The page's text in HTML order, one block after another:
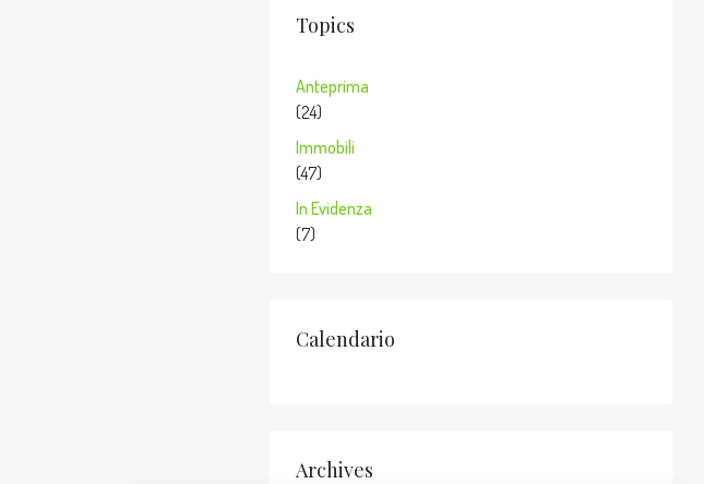
Topics
Anteprima
(24)
Immobili
(47)
In Evidenza
(7)
Calendario
Archives